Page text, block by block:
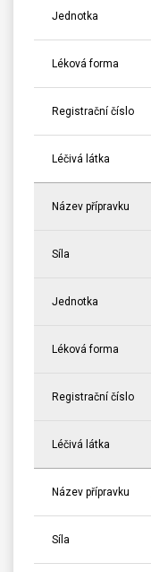
Jednotka
Léková forma
Registrační číslo
Léčivá látka
Název přípravku
Síla
Jednotka
Léková forma
Registrační číslo
Léčivá látka
Název přípravku
Síla